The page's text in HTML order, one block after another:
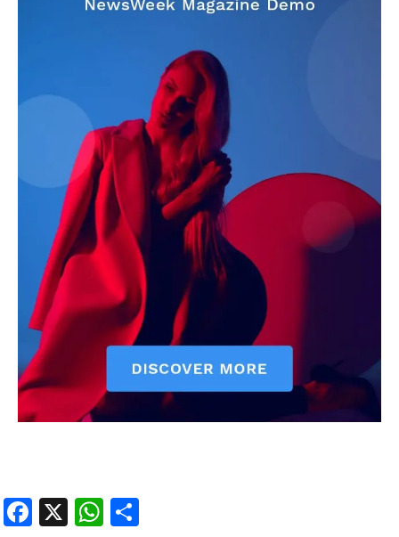
AIN NEWS 1
Contact Us
Privacy Policy
Terms of Use Agreement
Facebook
X WhatsApp
Share
Facebook
X WhatsApp